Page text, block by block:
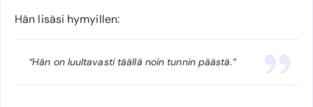
Hän lisäsi hymyillen:
“Hän on luultavasti täällä noin tunnin päästä.”